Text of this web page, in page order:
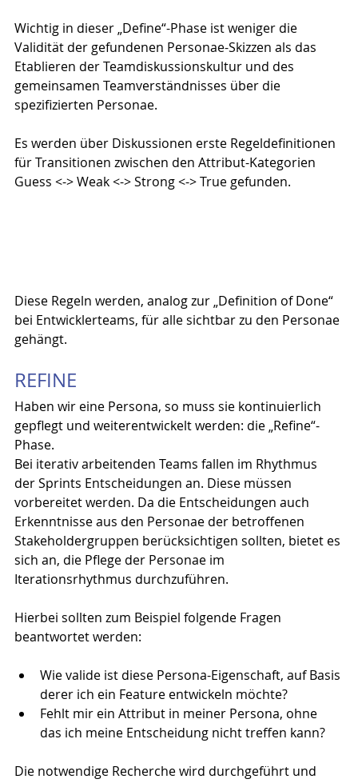
Wichtig in dieser „Define“-Phase ist weniger die
Validität der gefundenen Personae-Skizzen als das
Etablieren der Teamdiskussionskultur und des
gemeinsamen Teamverständnisses über die
spezifizierten Personae.
Es werden über Diskussionen erste Regeldefinitionen
für Transitionen zwischen den Attribut-Kategorien
Guess <-> Weak <-> Strong <-> True gefunden.
Diese Regeln werden, analog zur „Definition of Done“
bei Entwicklerteams, für alle sichtbar zu den Personae
gehängt.
REFINE
Haben wir eine Persona, so muss sie kontinuierlich
gepflegt und weiterentwickelt werden: die „Refine“-
Phase.
Bei iterativ arbeitenden Teams fallen im Rhythmus
der Sprints Entscheidungen an. Diese müssen
vorbereitet werden. Da die Entscheidungen auch
Erkenntnisse aus den Personae der betroffenen
Stakeholdergruppen berücksichtigen sollten, bietet es
sich an, die Pflege der Personae im
Iterationsrhythmus durchzuführen.
Hierbei sollten zum Beispiel folgende Fragen
beantwortet werden:
Wie valide ist diese Persona-Eigenschaft, auf Basis
derer ich ein Feature entwickeln möchte?
Fehlt mir ein Attribut in meiner Persona, ohne
das ich meine Entscheidung nicht treffen kann?
Die notwendige Recherche wird durchgeführt und